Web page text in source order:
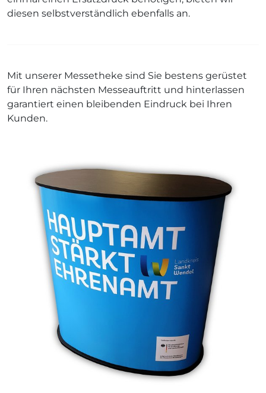
diesen selbstverständlich ebenfalls an.
Mit unserer Messetheke sind Sie bestens gerüstet
für Ihren nächsten Messeauftritt und hinterlassen
garantiert einen bleibenden Eindruck bei Ihren
Kunden.